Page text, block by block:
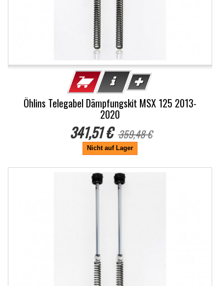
Öhlins Telegabel Dämpfungskit MSX 125 2013-
2020
341,51 € 359,48 €
Nicht auf Lager